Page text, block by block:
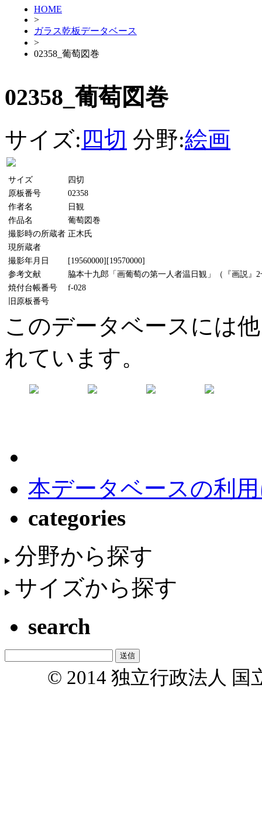
HOME
>
ガラス乾板データベース
>
02358_葡萄図巻
02358_葡萄図巻
サイズ: 四切 分野:絵画
サイズ
四切
原板番号
02358
作者名
日観
作品名
葡萄図巻
撮影時の所蔵者 正木氏
現所蔵者
撮影年月日
[19560000][19570000]
参考文献
脇本十九郎「画葡萄の第一人者温日観」（『画説』2
焼付台帳番号
f-028
旧原板番号
このデータベースには
れています。
本データベースの利
categories
分野から探す
サイズから探す
search
© 2014 独立行政法人 国